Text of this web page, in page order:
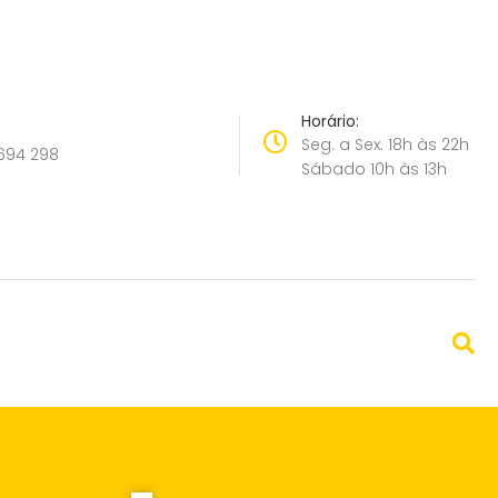
298
Horário:
Seg. a Sex. 18h às 22h
Sábado 10h às 13h